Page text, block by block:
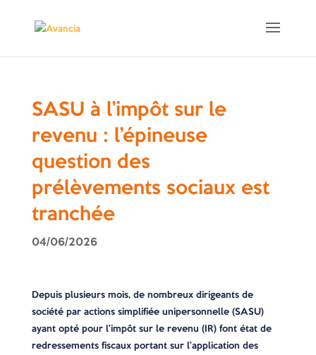
SASU à l’impôt sur le
revenu : l’épineuse
question des
prélèvements sociaux est
tranchée
04/06/2026
Depuis plusieurs mois, de nombreux dirigeants de
société par actions simplifiée unipersonnelle (SASU)
ayant opté pour l’impôt sur le revenu (IR) font état de
redressements fiscaux portant sur l’application des